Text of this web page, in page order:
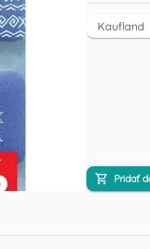
Kaufland
Pridať